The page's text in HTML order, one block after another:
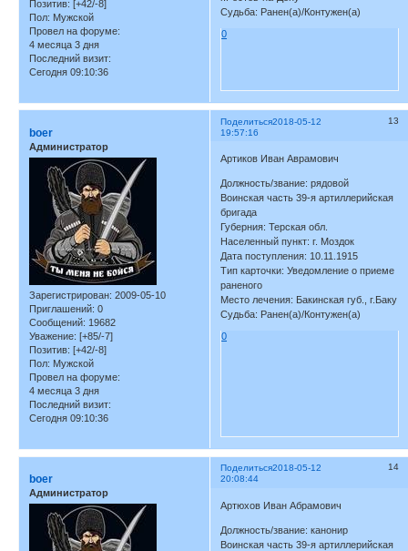
Позитив: [+42/-8]
Пол: Мужской
Провел на форуме:
4 месяца 3 дня
Последний визит:
Сегодня 09:10:36
Судьба: Ранен(а)/Контужен(а)
0
Поделиться 13
2018-05-12
19:57:16
boer
Администратор
Зарегистрирован: 2009-05-10
Приглашений: 0
Сообщений: 19682
Уважение: [+85/-7]
Позитив: [+42/-8]
Пол: Мужской
Провел на форуме:
4 месяца 3 дня
Последний визит:
Сегодня 09:10:36
Артиков Иван Аврамович
Должность/звание: рядовой
Воинская часть 39-я артиллерийская
бригада
Губерния: Терская обл.
Населенный пункт: г. Моздок
Дата поступления: 10.11.1915
Тип карточки: Уведомление о приеме
раненого
Место лечения: Бакинская губ., г.Баку
Судьба: Ранен(а)/Контужен(а)
0
Поделиться 14
2018-05-12
20:08:44
boer
Администратор
Артюхов Иван Абрамович
Должность/звание: канонир
Воинская часть 39-я артиллерийская